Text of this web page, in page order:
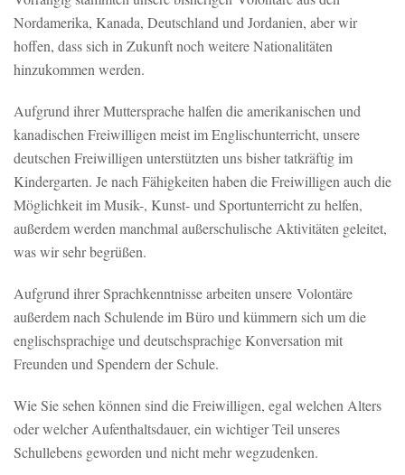
Nordamerika, Kanada, Deutschland und Jordanien, aber wir
hoffen, dass sich in Zukunft noch weitere Nationalitäten
hinzukommen werden.
Aufgrund ihrer Muttersprache halfen die amerikanischen und
kanadischen Freiwilligen meist im Englischunterricht, unsere
deutschen Freiwilligen unterstützten uns bisher tatkräftig im
Kindergarten. Je nach Fähigkeiten haben die Freiwilligen auch die
Möglichkeit im Musik-, Kunst- und Sportunterricht zu helfen,
außerdem werden manchmal außerschulische Aktivitäten geleitet,
was wir sehr begrüßen.
Aufgrund ihrer Sprachkenntnisse arbeiten unsere Volontäre
außerdem nach Schulende im Büro und kümmern sich um die
englischsprachige und deutschsprachige Konversation mit
Freunden und Spendern der Schule.
Wie Sie sehen können sind die Freiwilligen, egal welchen Alters
oder welcher Aufenthaltsdauer, ein wichtiger Teil unseres
Schullebens geworden und nicht mehr wegzudenken.